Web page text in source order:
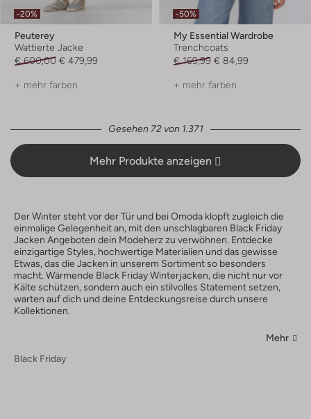
-20%
Peuterey
Wattierte Jacke
€ 600,00 € 479,99
+ mehr farben
-50%
My Essential Wardrobe
Trenchcoats
€ 169,99 € 84,99
+ mehr farben
Gesehen 72 von 1.371
Mehr Produkte anzeigen
Der Winter steht vor der Tür und bei Omoda klopft zugleich die
einmalige Gelegenheit an, mit den unschlagbaren Black Friday
Jacken Angeboten dein Modeherz zu verwöhnen. Entdecke
einzigartige Styles, hochwertige Materialien und das gewisse
Etwas, das die Jacken in unserem Sortiment so besonders
macht. Wärmende Black Friday Winterjacken, die nicht nur vor
Kälte schützen, sondern auch ein stilvolles Statement setzen,
warten auf dich und deine Entdeckungsreise durch unsere
Kollektionen.
Mehr
Black Friday